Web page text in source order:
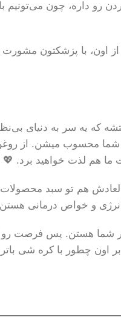
رو داره، چون می‌تونیم
اون، با پزشکتون
که یه سر به دنیای
شما محسوب میشن. از
ما هم لذت خواهید برد. 💖
هم تو سبد
و خواص درمانی
شما هستن. پس فرصت
اون چطور با کره شی